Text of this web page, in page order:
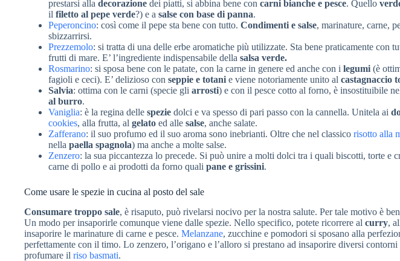
prestarsi alla decorazione dei piatti, si abbina bene con carni bianche e pesce. Quello
il filetto al pepe verde?) e a salse con base di panna.
Peperoncino: così come il pepe sta bene con tutto. Condimenti e salse, marinature, carne,
sbizzarrirsi.
Prezzemolo: si tratta di una delle erbe aromatiche più utilizzate. Sta bene praticamente con
frutti di mare. E’ l’ingrediente indispensabile della salsa verde.
Rosmarino: si sposa bene con le patate, con la carne in genere ed anche con i legumi (è
fagioli e ceci). E’ delizioso con seppie e totani e viene notoriamente unito al castagnaccio
Salvia: ottima con le carni (specie gli arrosti) e con il pesce cotto al forno, è insostituibile
al burro.
Vaniglia: è la regina delle spezie dolci e va spesso di pari passo con la cannella. Unitela ai
cookies, alla frutta, al gelato ed alle salse, anche salate.
Zafferano: il suo profumo ed il suo aroma sono inebrianti. Oltre che nel classico risotto alla
nella paella spagnola) ma anche a molte salse.
Zenzero: la sua piccantezza lo precede. Si può unire a molti dolci tra i quali biscotti, torte e
carne di pollo e ai prodotti da forno quali pane e grissini.
Come usare le spezie in cucina al posto del sale
Consumare troppo sale, è risaputo, può rivelarsi nocivo per la nostra salute. Per tale motivo è
Un modo per insaporirle comunque viene dalle spezie. Nello specifico, potete ricorrere al curry,
insaporire le marinature di carne e pesce. Melanzane, zucchine e pomodori si sposano alla
perfettamente con il timo. Lo zenzero, l’origano e l’alloro si prestano ad insaporire diversi
profumare il riso basmati.